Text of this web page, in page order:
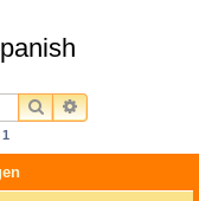
SUCHEERWEITERTE
1